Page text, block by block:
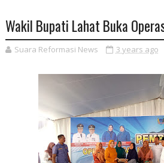
Wakil Bupati Lahat Buka
Suara Reformasi News 3 years ago